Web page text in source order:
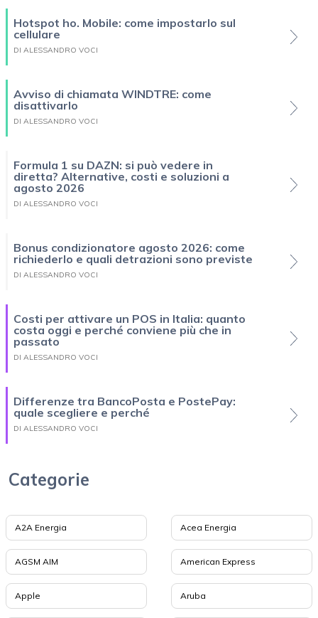
Hotspot ho. Mobile: come impostarlo sul
cellulare
DI ALESSANDRO VOCI
Avviso di chiamata WINDTRE: come
disattivarlo
DI ALESSANDRO VOCI
Formula 1 su DAZN: si può vedere in
diretta? Alternative, costi e soluzioni a
agosto 2026
DI ALESSANDRO VOCI
Bonus condizionatore agosto 2026: come
richiederlo e quali detrazioni sono previste
DI ALESSANDRO VOCI
Costi per attivare un POS in Italia: quanto
costa oggi e perché conviene più che in
passato
DI ALESSANDRO VOCI
Differenze tra BancoPosta e PostePay:
quale scegliere e perché
DI ALESSANDRO VOCI
Categorie
A2A Energia Acea Energia
AGSM AIM American Express
Apple Aruba